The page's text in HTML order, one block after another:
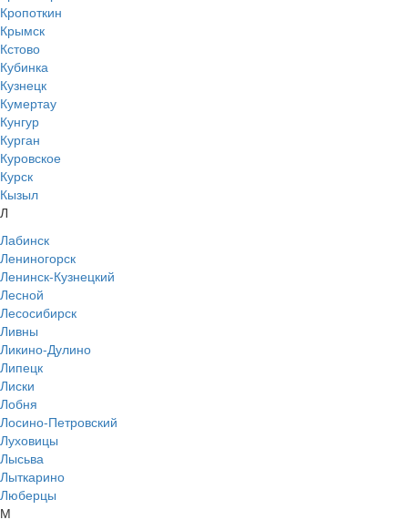
Кропоткин
Крымск
Кстово
Кубинка
Кузнецк
Кумертау
Кунгур
Курган
Куровское
Курск
Кызыл
Л
Лабинск
Лениногорск
Ленинск-Кузнецкий
Лесной
Лесосибирск
Ливны
Ликино-Дулино
Липецк
Лиски
Лобня
Лосино-Петровский
Луховицы
Лысьва
Лыткарино
Люберцы
М